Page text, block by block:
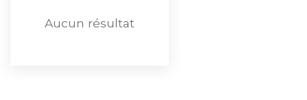
Aucun résultat